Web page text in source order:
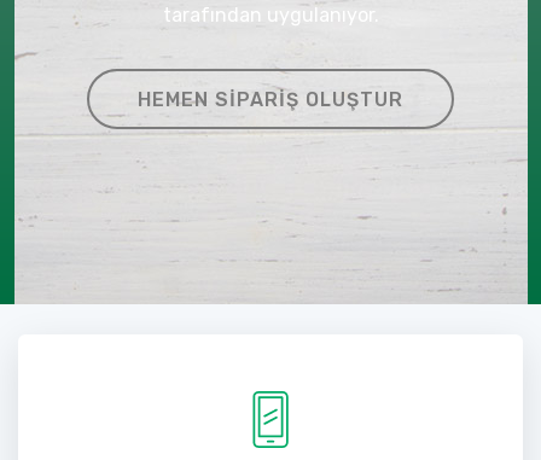
tarafından uygulanıyor.
HEMEN SIPARIŞ OLUŞTUR